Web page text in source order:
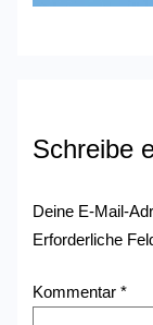
Schreibe
Deine E-Mail-
Erforderliche
Kommentar*